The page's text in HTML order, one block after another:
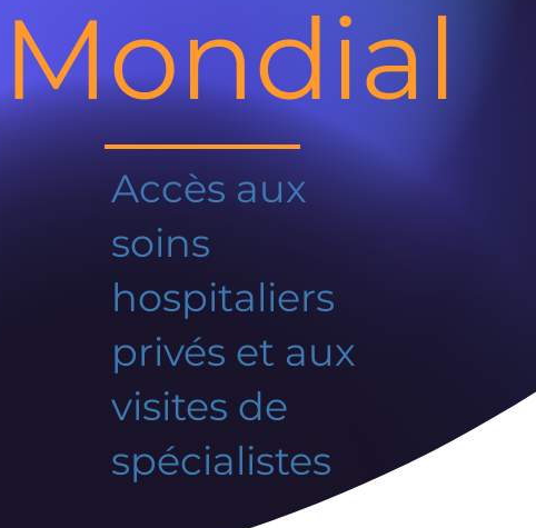
Mondial
Accès aux
soins
hospitaliers
privés et aux
visites de
spécialistes